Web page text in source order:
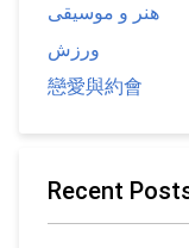
هنر و موسیقی
ورزش
戀愛與約會
Recent